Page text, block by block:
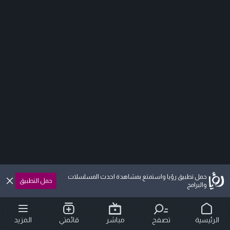
حمل تطبيق رؤيا واستمتع بمشاهدة احدث المسلسلات
والبرامج
حمل التطبيق
الرئيسية تصفح مباشر قائمتي المزيد